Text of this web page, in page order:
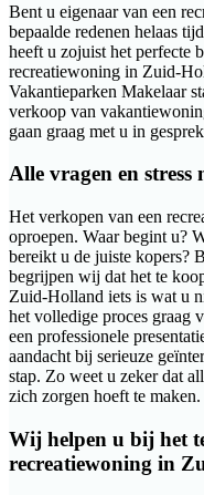
Bent u eigenaar van een
bepaalde redenen helaas
heeft u zojuist het perfecte
recreatiewoning in Zuid-
Vakantieparken Makelaar
verkoop van
gaan graag met u in
Alle vragen en
Het verkopen van een
oproepen. Waar begint u?
bereikt u de juiste kopers?
begrijpen wij dat het te
Zuid-Holland iets is wat u
het volledige proces graag
een professionele
aandacht bij serieuze
stap. Zo weet u zeker dat
zich zorgen hoeft te maken.
Wij helpen u bij het
recreatiewoning in